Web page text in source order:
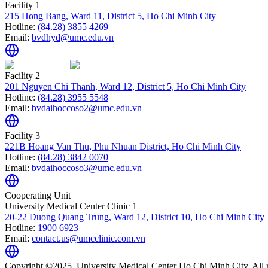
Facility 1
215 Hong Bang, Ward 11, District 5, Ho Chi Minh City
Hotline: (84.28) 3855 4269
Email: bvdhyd@umc.edu.vn
Facility 2
201 Nguyen Chi Thanh, Ward 12, District 5, Ho Chi Minh City
Hotline: (84.28) 3955 5548
Email: bvdaihoccoso2@umc.edu.vn
Facility 3
221B Hoang Van Thu, Phu Nhuan District, Ho Chi Minh City
Hotline: (84.28) 3842 0070
Email: bvdaihoccoso3@umc.edu.vn
Cooperating Unit
University Medical Center Clinic 1
20-22 Duong Quang Trung, Ward 12, District 10, Ho Chi Minh City
Hotline: 1900 6923
Email: contact.us@umcclinic.com.vn
Copyright ©2025. University Medical Center Ho Chi Minh City. All